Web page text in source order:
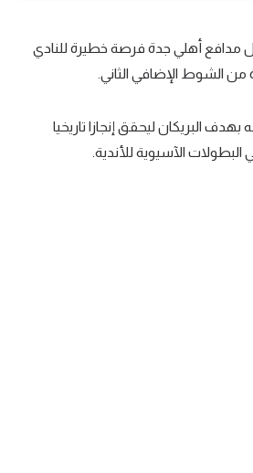
مدافع أهلي جدة فرصة خطيرة للنادي
من الشوط الإضافي الثاني.
البريكان ليحقق إنجازا تاريخيا
الآسيوية للأندية.